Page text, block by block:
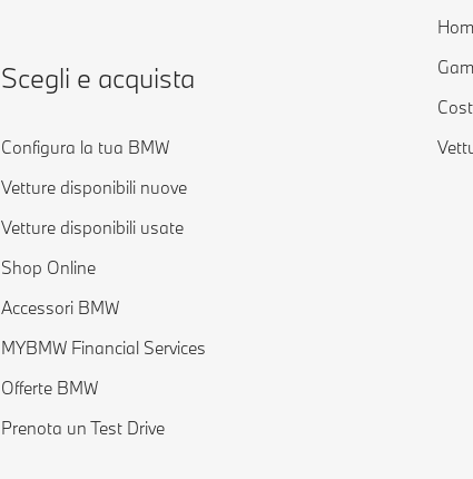
Scegli e acquista
Configura la tua BMW
Vetture disponibili nuove
Vetture disponibili usate
Shop Online
Accessori BMW
MYBMW Financial Services
Offerte BMW
Prenota un Test Drive